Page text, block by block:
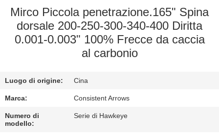
FABBRICA
CONTROLLO
CONTATTICI
Mirco Piccola penetrazione.165" Spina
dorsale 200-250-300-340-400 Diritta
0.001-0.003" 100% Frecce da caccia
al carbonio
Luogo di origine: Cina
Marca: Consistent Arrows
Numero di
modello:
Serie di Hawkeye